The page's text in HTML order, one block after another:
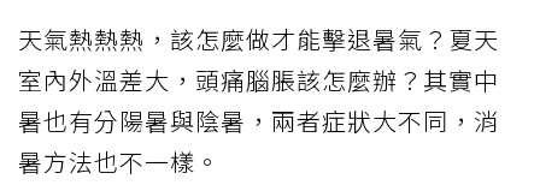
天氣熱熱熱，該怎麼做才能擊退暑氣？夏天
室內外溫差大，頭痛腦脹該怎麼辦？其實中
暑也有分陽暑與陰暑，兩者症狀大不同，消
暑方法也不一樣。